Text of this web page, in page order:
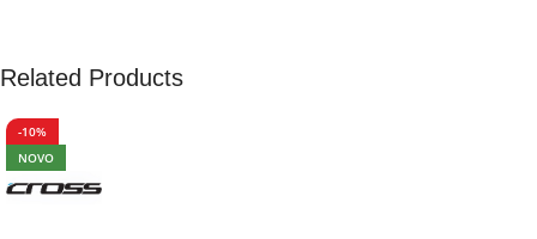
Related Products
-10%
NOVO